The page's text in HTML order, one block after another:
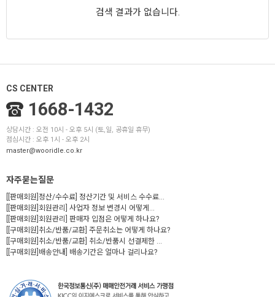
검색 결과가 없습니다.
CS CENTER
1668-1432
상담시간 : 오전 10시 - 오후 5시 (토,일, 공휴일 휴무)
점심시간 : 오후 1시 - 오후 2시
master@wooridle.co.kr
자주묻는질문
[[판매회원]정산/수수료] 정산기간 및 서비스 수수료...
[[판매회원]회원관리] 사업자 정보 변경시 어떻게...
[[판매회원]회원관리] 판매자 입점은 어떻게 하나요?
[[구매회원]취소/반품/교환] 주문취소는 어떻게 하나요?
[[구매회원]취소/반품/교환] 취소/반품시 선결제한 ...
[[구매회원]배송안내] 배송기간은 얼마나 걸리나요?